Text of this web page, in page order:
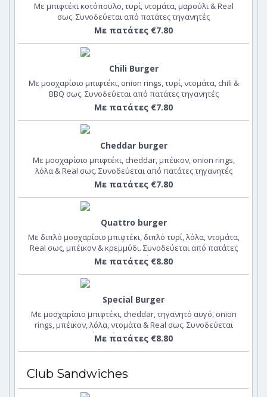
Με μπιφτέκι κοτόπουλο, τυρί, ντομάτα, μαρούλι & Real
σως. Συνοδεύεται από πατάτες τηγανητές
Με πατάτες €7.80
Chili Burger
Με μοσχαρίσιο μπιφτέκι, onion rings, τυρί, ντομάτα, chili &
BBQ σως. Συνοδεύεται από πατάτες τηγανητές
Με πατάτες €7.80
Cheddar burger
Με μοσχαρίσιο μπιφτέκι, cheddar, μπέικον, onion rings,
λόλα & Real σως. Συνοδεύεται από πατάτες τηγανητές
Με πατάτες €7.80
Quattro burger
Με διπλό μοσχαρίσιο μπιφτέκι, διπλό τυρί, λόλα, ντομάτα,
Real σως, μπέικον & κρεμμύδι. Συνοδεύεται από πατάτες
τηγανητές
Με πατάτες €8.80
Special Burger
Με μοσχαρίσιο μπιφτέκι, cheddar, τηγανητό αυγό, onion
rings, μπέικον, λόλα, ντομάτα & Real σως. Συνοδεύεται
από πατάτες country wedges
Με πατάτες €8.80
Club Sandwiches